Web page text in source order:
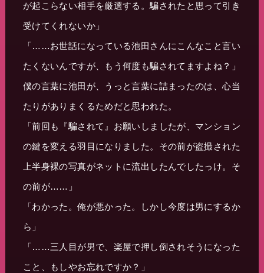
が起こらない相手を厳選する。騙されたと思って引き
受けてくれないか」
「……お世話になっている池田さんにこんなこと言い
たくないんですが、もう何度も騙されてますよね？」
僕の言葉に池田が、うっと言葉に詰まったのは、心当
たりがありまくるためだと思われた。
「前回も『騙されて』お願いしましたが、マンション
の鍵を変える羽目になりました。その前が盗撮された
上半身裸の写真がネットに流出したんでしたっけ。そ
の前が……」
「わかった。俺が悪かった。しかし今度は男にするか
ら」
「……三人目が男で、楽屋で押し倒されそうになった
こと、もしやお忘れですか？」